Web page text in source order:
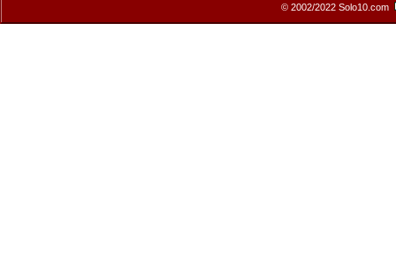
© 2002/2022 Solo10.com